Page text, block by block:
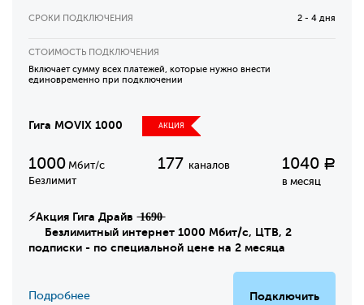
СРОКИ ПОДКЛЮЧЕНИЯ 2 - 4 дня
СТОИМОСТЬ ПОДКЛЮЧЕНИЯ
Включает сумму всех платежей, которые нужно внести
единовременно при подключении
Гига MOVIX 1000 АКЦИЯ
1000 Мбит/с
Безлимит
177 каналов 1040 Р
в месяц
⚡Акция Гига Драйв ̶1̶6̶9̶0̶
Безлимитный интернет 1000 Мбит/с, ЦТВ, 2
подписки - по специальной цене на 2 месяца
Подключить
Подробнее